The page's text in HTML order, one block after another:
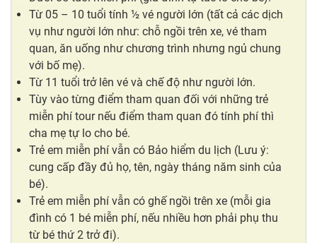
Từ 05 – 10 tuổi tính ½ vé người lớn (tất cả các dịch
vụ như người lớn như: chỗ ngồi trên xe, vé tham
quan, ăn uống như chương trình nhưng ngủ chung
với bố mẹ).
Từ 11 tuổi trở lên vé và chế độ như người lớn.
Tùy vào từng điểm tham quan đối với những trẻ
miễn phí tour nếu điểm tham quan đó tính phí thì
cha mẹ tự lo cho bé.
Trẻ em miễn phí vẫn có Bảo hiểm du lịch (Lưu ý:
cung cấp đầy đủ họ, tên, ngày tháng năm sinh của
bé).
Trẻ em miễn phí vẫn có ghế ngồi trên xe (mỗi gia
đình có 1 bé miễn phí, nếu nhiều hơn phải phụ thu
từ bé thứ 2 trở đi).